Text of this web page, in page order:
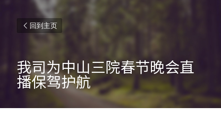
回到主页
我司为中山三院春节晚会直
播保驾护航